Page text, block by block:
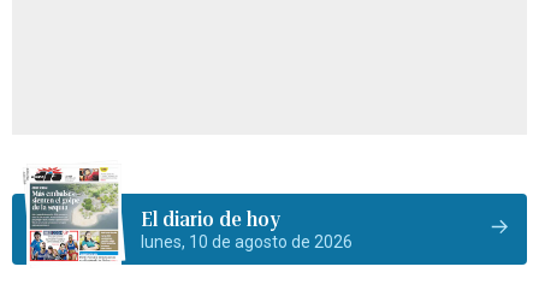
El diario de hoy
lunes, 10 de agosto de 2026